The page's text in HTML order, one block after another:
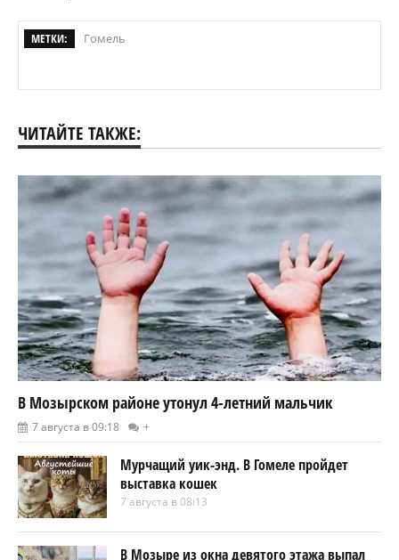
МЕТКИ: Гомель
ЧИТАЙТЕ ТАКЖЕ:
В Мозырском районе утонул 4-летний мальчик
7 августа в 09:18 +
Мурчащий уик-энд. В Гомеле пройдет
выставка кошек
7 августа в 08:13
В Мозыре из окна девятого этажа выпал